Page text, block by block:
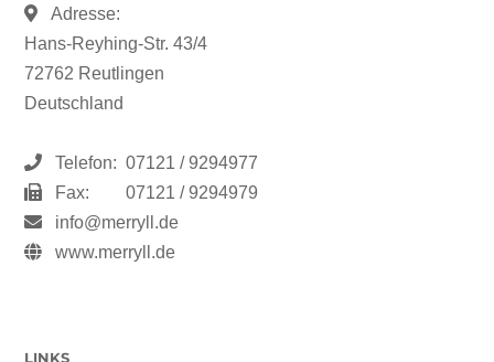
Adresse:
Hans-Reyhing-Str. 43/4
72762 Reutlingen
Deutschland
Telefon: 07121 / 9294977
Fax:
07121 / 9294979
info@merryll.de
www.merryll.de
LINKS